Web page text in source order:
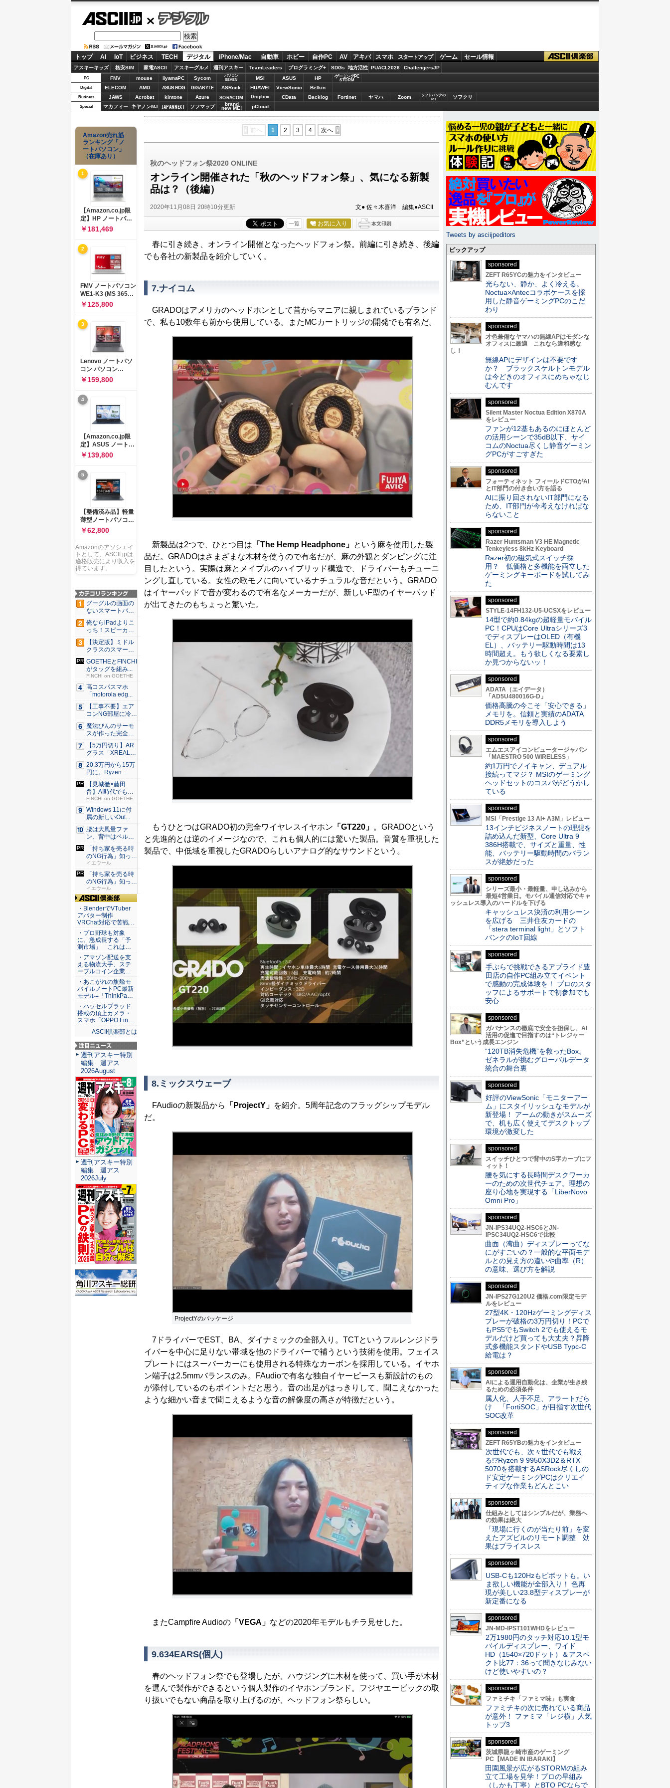
デジタル
トップ AI IoT ビジネス TECH デジタル iPhone/Mac 自動車 ホビー 自作PC AV アキバ スマホ スタートアップ ゲーム セール情報
アスキーキッズ 格安SIM 家電ASCII アスキーグルメ 週刊アスキー TeamLeaders プログラミング+ SDGs 地方活性 PUACL2026 ChallengersJP
PC FMV mouse iiyamaPC Sycom
パソコン
SEVEN
MSI ASUS HP ゲーミングPC
STORM
Digital ELECOM AMD ASUS ROG GIGABYTE ASRock HUAWEI ViewSonic Belkin
Business JAWS Acrobat kintone Azure SORACOM Dropbox CData Backlog Fortinet ヤマハ Zoom
ソフトバンクの
IoT
ソフクリ
Special マカフィー キヤノンMJ JAPANNEXT ソフマップ brand
new ME! pCloud
前へ 1 2 3 4 次へ
秋のヘッドフォン祭2020 ONLINE
オンライン開催された「秋のヘッドフォン祭」、気になる新製
品は？（後編）
2020年11月08日 20時10分更新 文● 佐々木喜洋 編集●ASCII
一覧 お気に入り
春に引き続き、オンライン開催となったヘッドフォン祭。前編に引き続き、後編
でも各社の新製品を紹介していく。
7.ナイコム
GRADOはアメリカのヘッドホンとして昔からマニアに親しまれているブランド
で、私も10数年も前から使用している。またMCカートリッジの開発でも有名だ。
新製品は2つで、ひとつ目は 「The Hemp Headphone」 という麻を使用した製
品だ。GRADOはさまざまな木材を使うので有名だが、麻の外観とダンピングに注
目したという。実際は麻とメイプルのハイブリッド構造で、ドライバーもチューニ
ングし直している。女性の歌モノに向いているナチュラルな音だという。GRADO
はイヤーパッドで音が変わるので有名なメーカーだが、新しいF型のイヤーパッド
が出てきたのもちょっと驚いた。
もうひとつはGRADO初の完全ワイヤレスイヤホン 「GT220」 。GRADOという
と先進的とは逆のイメージなので、これも個人的には驚いた製品。音質を重視した
製品で、中低域を重視したGRADOらしいアナログ的なサウンドという。
8.ミックスウェーブ
FAudioの新製品から 「ProjectY」 を紹介。5周年記念のフラッグシップモデル
だ。
ProjectYのパッケージ
7ドライバーでEST、BA、ダイナミックの全部入り。TCTというフルレンジドラ
イバーを中心に足りない帯域を他のドライバーで補うという技術を使用。フェイス
プレートにはスーバーカーにも使用される特殊なカーボンを採用している。イヤホ
ン端子は2.5mmバランスのみ。FAudioで有名な独自イヤーピースも新設計のもの
が添付しているのもポイントだと思う。音の出足がはっきりして、聞こえなかった
ような細かい音まで聞こえるような音の解像度の高さが特徴だという。
またCampfire Audioの 「VEGA」 などの2020年モデルもチラ見せした。
9.634EARS(個人)
春のヘッドフォン祭でも登場したが、ハウジングに木材を使って、買い手が木材
を選んで製作ができるという個人製作のイヤホンブランド。フジヤエービックの取
り扱いでもない商品を取り上げるのが、ヘッドフォン祭らしい。
Amazon売れ筋
ランキング「ノ
ートパソコン」
（在庫あり）
1
【Amazon.co.jp限
定】HP ノートパソ
コン 15-fd 15.6イン
チ インテル Core 5
120U メモリ16GB
SSD512GB
Windows 11
Microsoft Office
2024搭載 WPS
Office搭載 カメラシ
ャッター 指紋認証 薄
型 Copilotキー搭載
ナチュラルシルバー
￥181,469
2
FMV ノートパソコン
WE1-K3 (MS 365
Personal/Copilotキ
ー搭載/Win 11/15.6
型/Core
i5/16GB/SSD
512GB/ホワイト)
FMVWK3E15W_AZ
￥125,800
3
Lenovo ノートパソ
コン パソコン
IdeaPad Slim 3 14.0
インチ AMD
Ryzen™ 5 8640HS
メモリ16GB
SSD512GB
Microsoft 365 試用
版 Windows11 バッ
テリー駆動12.6時間
重量1.39kg ルナグレ
ー 83K9003JJP ノー
トPC
￥159,800
4
【Amazon.co.jp限
定】ASUS ノートパ
ソコン Vivobook 15
M1502NAQ 15.6イ
ンチ AMD Ryzen 7
170 メモリ16GB
SSD 512GB
Microsoft 365
Personal (24か月版)
搭載 Windows 11 重
量1.7kg Wi-Fi 6E ク
ワイエットブルー
M1502NAQ-
￥139,800
5
【整備済み品】軽量
薄型ノートパソコン
dynabook G83 ■
13.3型
FHD(1920x1080) -
高性能第11世代Core
i5-1135G7 - メモリ
16GB - SSD 256GB
USB Type-C - MS
Office 2021 - Win11
搭載
￥62,800
Amazonのアソシエイ
トとして、ASCII.jpは
適格販売により収入を
得ています。
グーグルの画面の
ないスマートバン
ド「Go...
俺ならiPadよりこ
っち！スピーカー
9個...
【決定版】ミドル
クラスのスマート
フォンの...
GOETHEとFINCHI
がタッグを組み...
FINCHI on GOETHE
高コスパスマホ
「motorola edg...
【工事不要】エア
コンNG部屋に冷房
を！ ...
魔法びんのサーモ
スが作った完全遮
光100...
【5万円切り】AR
グラス「XREAL
x...
20.3万円から15万
円に。Ryzen ...
【見城徹×藤田
晋】AI時代でも変
わらない...
FINCHI on GOETHE
Windows 11に付
属の新しいOut...
腰は大風量ファ
ン、背中はペルチ
ェ冷却。ダ...
「持ち家を売る時
のNG行為」知って
るだけ...
イエウール
「持ち家を売る時
のNG行為」知って
るだけ...
イエウール
ASCII倶楽部
・BlenderでVTuber
アバター制作
VRChat対応で苦戦…
・プロ野球も対象
に、急成長する「予
測市場」 これは…
・アマゾン配送を支
える物流大手、ステ
ーブルコイン企業…
・あこがれの旗艦モ
バイルノートPC最新
モデル=「ThinkPa…
・ハッセルブラッド
搭載の頂上カメラ・
スマホ「OPPO Fin…
ASCII倶楽部とは
注目ニュース
週刊アスキー特別
編集 週アス
2026August
週刊アスキー特別
編集 週アス
2026July
Tweets by asciijpeditors
ピックアップ
sponsored
ZEFT R65YCの魅力をインタビュー
光らない、静か、よく冷える。
Noctua×Antecコラボケースを採
用した静音ゲーミングPCのこだ
わり
sponsored
才色兼備なヤマハの無線APはモダンな
オフィスに最適 これなら違和感な
し！
無線APにデザインは不要です
か？ ブラックスケルトンモデル
は今どきのオフィスにめちゃなじ
むんです
sponsored
Silent Master Noctua Edition X870A
をレビュー
ファンが12基もあるのにほとんど
の活用シーンで35dB以下、サイ
コムのNoctua尽くし静音ゲーミン
グPCがすごすぎた
sponsored
フォーティネット フィールドCTOがAI
とIT部門の付き合い方を語る
AIに振り回されないIT部門になる
ため、IT部門が今考えなければな
らないこと
sponsored
Razer Huntsman V3 HE Magnetic
Tenkeyless 8kHz Keyboard
Razer初の磁気式スイッチ採
用？ 低価格と多機能を両立した
ゲーミングキーボードを試してみ
た
sponsored
STYLE-14FH132-U5-UCSXをレビュー
14型で約0.84kgの超軽量モバイル
PC！CPUはCore Ultraシリーズ3
でディスプレーはOLED（有機
EL）、バッテリー駆動時間は13
時間超え。もう欲しくなる要素し
か見つからないッ！
sponsored
ADATA（エイデータ）
「AD5U480016G-D」
価格高騰の今こそ「安心できる」
メモリを。信頼と実績のADATA
DDR5メモリを導入しよう
sponsored
エムエスアイコンピュータージャパン
「MAESTRO 500 WIRELESS」
約1万円でノイキャン、デュアル
接続ってマジ？ MSIのゲーミング
ヘッドセットのコスパがどうかし
ている
sponsored
MSI「Prestige 13 AI+ A3M」レビュー
13インチビジネスノートの理想を
詰め込んだ新型、Core Ultra 9
386H搭載で、サイズと重量、性
能、バッテリー駆動時間のバラン
スが絶妙だった
sponsored
シリーズ最小・最軽量、申し込みから
最短4営業日。モバイル通信対応でキャ
ッシュレス導入のハードルを下げる
キャッシュレス決済の利用シーン
を広げる 三井住友カードの
「stera terminal light」とソフト
バンクのIoT回線
sponsored
手ぶらで挑戦できるアプライド豊
田店の自作PC組み立てイベント
で感動の完成体験を！ プロのスタ
ッフによるサポートで初参加でも
安心
sponsored
ガバナンスの徹底で安全を担保し、AI
活用の促進で目指すのは“トレジャー
Box”という成長エンジン
“120TB消失危機”を救ったBox。
ゼネラルが挑むグローバルデータ
統合の舞台裏
sponsored
好評のViewSonic「モニターアー
ム」にスタイリッシュなモデルが
新登場！ アームの動きがスムーズ
で、机も広く使えてデスクトップ
環境が激変した
sponsored
スイッチひとつで背中のS字カーブにフ
ィット！
腰を気にする長時間デスクワーカ
ーのための次世代チェア。理想の
座り心地を実現する「LiberNovo
Omni Pro」
sponsored
JN-IPS34UQ2-HSC6とJN-
IPSC34UQ2-HSC6で比較
曲面（湾曲）ディスプレーってな
にがすごいの？一般的な平面モデ
ルとの見え方の違いや曲率（R）
の意味、選び方を解説
sponsored
JN-IPS27G120U2 価格.com限定モデ
ルをレビュー
27型4K・120Hzゲーミングディス
プレーが破格の3万円切り！PCで
もPS5でもSwitch 2でも使えるモ
デルだけど買っても大丈夫？昇降
式多機能スタンドやUSB Typc-C
給電は？
sponsored
AIによる運用自動化は、企業が生き残
るための必須条件
属人化、人手不足、アラートだら
け 「FortiSOC」が目指す次世代
SOC改革
sponsored
ZEFT R65YBの魅力をインタビュー
次世代でも、次々世代でも戦え
る!?Ryzen 9 9950X3D2＆RTX
5070を搭載するASRock尽くしの
ド安定ゲーミングPCはクリエイ
ティブな作業もどんとこい
sponsored
仕組みとしてはシンプルだが、業務へ
の効果は絶大
「現場に行くのが当たり前」を変
えたアズビルのリモート調整 効
果はプライスレス
sponsored
USB-Cも120Hzもピボットも。い
ま欲しい機能が全部入り！ 色再
現が美しい23.8型ディスプレーが
新定番になる
sponsored
JN-MD-IPST101WHDをレビュー
2万1980円のタッチ対応10.1型モ
バイルディスプレー、ワイド
HD（1540×720ドット）＆アスペ
クト比77：36って聞きなじみない
けど使いやすいの？
sponsored
ファミチキ「ファミマ味」も実食
ファミチキの次に売れている商品
が意外！ ファミマ「レジ横」人気
トップ3
sponsored
茨城県龍ヶ崎市産のゲーミング
PC【MADE IN IBARAKI】
田園風景が広がるSTORMの組み
立て工場を見学！プロの早組み
（しかも丁寧）とBTO PCならで